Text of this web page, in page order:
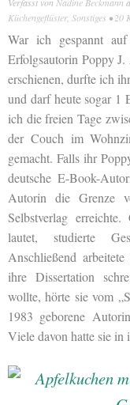
Küchengeflüster, Sonstiges •20
War ich gespannt
Erfolgsautorin Poppy
erschienen, durfte ich
und darf heute sogar 1
ich die freien Tage
der Couch im
gemacht. Falls ihr
deutsche E-Book-
Autorin die Grenze
Selbstverlag
lautet, studierte
Anschließend
ihre Dissertation
wollte, hörte sie vom
1983 geborene
Viele davon hatte sie in